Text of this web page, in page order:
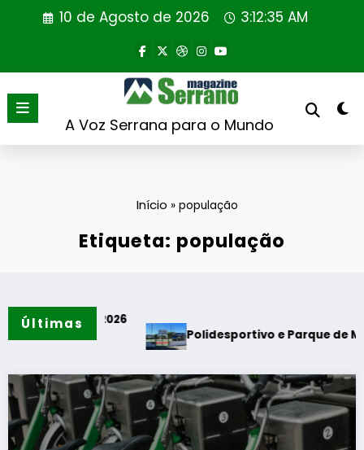
10 de Agosto de 2026 3:12:36 AM
A Voz Serrana para o Mundo
Início »população
Etiqueta: população
Últimas
Polidesportivo e Parque de Merendas das